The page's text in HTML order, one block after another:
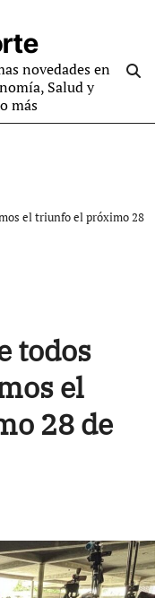
novedades en
Salud y
más
el triunfo el próximo 28
todos
el
28 de